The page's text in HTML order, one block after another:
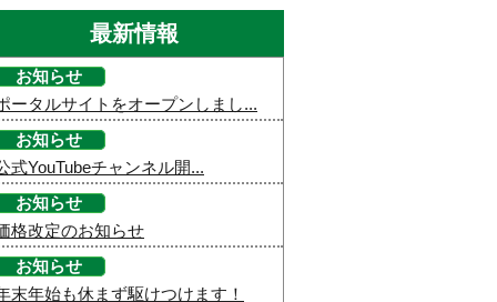
最新情報
お知らせ
ータルサイトをオープンしまし...
お知らせ
式YouTubeチャンネル開...
お知らせ
格改定のお知らせ
お知らせ
末年始も休まず駆けつけます！